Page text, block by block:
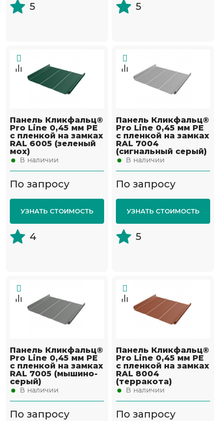
5 5
Панель Кликфальц®
Pro Line 0,45 мм PE
с пленкой на замках
RAL 6005 (зеленый
мох)
В наличии
По запросу
УЗНАТЬ СТОИМОСТЬ
4
Панель Кликфальц®
Pro Line 0,45 мм PE
с пленкой на замках
RAL 7004
(сигнальный серый)
В наличии
По запросу
УЗНАТЬ СТОИМОСТЬ
5
Панель Кликфальц®
Pro Line 0,45 мм PE
с пленкой на замках
RAL 7005 (мышино-
серый)
В наличии
По запросу
Панель Кликфальц®
Pro Line 0,45 мм PE
с пленкой на замках
RAL 8004
(терракота)
В наличии
По запросу